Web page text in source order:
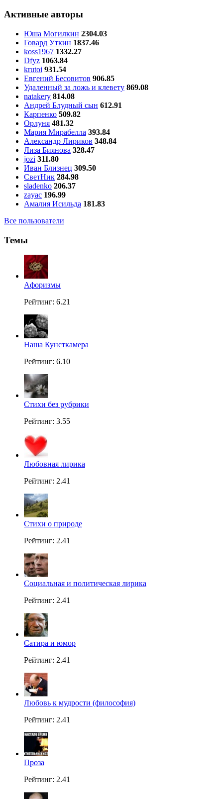
Активные авторы
Юша Могилкин 2304.03
Говард Уткин 1837.46
koss1967 1332.27
Dfyz 1063.84
krutoi 931.54
Евгений Бесовитов 906.85
Удаленный за ложь и клевету 869.08
natakery 814.08
Андрей Блудный сын 612.91
Карпенко 509.82
Орлуня 481.32
Мария Мирабелла 393.84
Александр Лириков 348.84
Лиза Биянова 328.47
jozi 311.80
Иван Близнец 309.50
СветНик 284.98
sladenko 206.37
zayac 196.99
Амалия Исильда 181.83
Все пользователи
Темы
Aфоризмы
Рейтинг: 6.21
Наша Кунсткамера
Рейтинг: 6.10
Стихи без рубрики
Рейтинг: 3.55
Любовная лирика
Рейтинг: 2.41
Стихи о природе
Рейтинг: 2.41
Социальная и политическая лирика
Рейтинг: 2.41
Сатира и юмор
Рейтинг: 2.41
Любовь к мудрости (философия)
Рейтинг: 2.41
Проза
Рейтинг: 2.41